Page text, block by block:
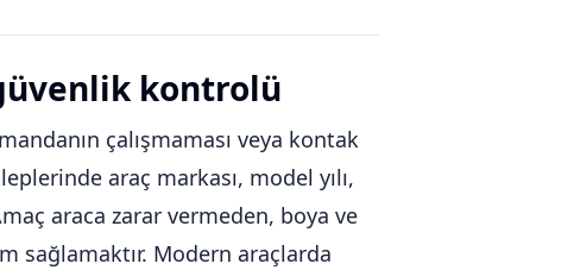
kontrolü
çalışmaması veya kontak
araç markası, model yılı,
araca zarar vermeden, boya ve
sağlamaktır. Modern araçlarda